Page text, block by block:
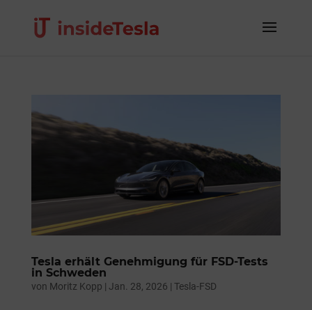
Tesla erhält Genehmigung für FSD-Tests
in Schweden
von Moritz Kopp | Jan. 28, 2026 | Tesla-FSD